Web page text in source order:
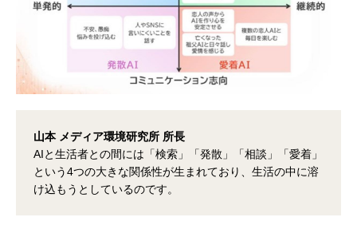
山本 メディア環境研究所 所長
AIと生活者との間には「検索」「発散」「相談」「愛着」
という4つの大きな関係性が生まれており、生活の中に溶
け込もうとしているのです。